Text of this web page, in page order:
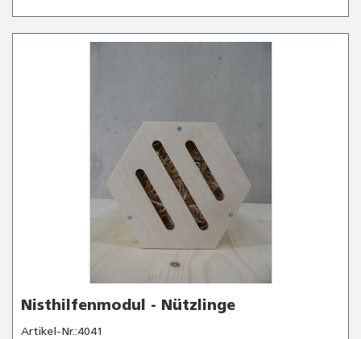
Nisthilfenmodul - Nützlinge
Artikel-Nr.:4041